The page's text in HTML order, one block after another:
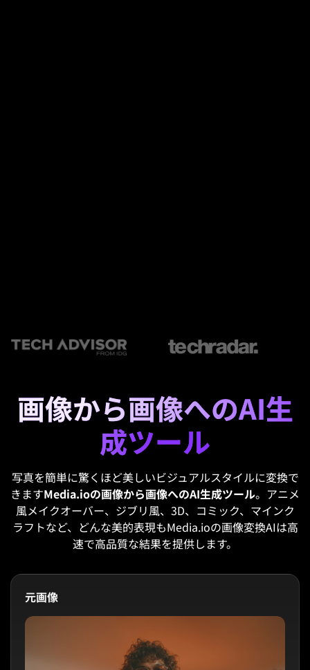
画像から画像へのAI生
成ツール
写真を簡単に驚くほど美しいビジュアルスタイルに変換で
きますMedia.ioの画像から画像へのAI生成ツール。アニメ
風メイクオーバー、ジブリ風、3D、コミック、マインク
ラフトなど、どんな美的表現もMedia.ioの画像変換AIは高
速で高品質な結果を提供します。
元画像